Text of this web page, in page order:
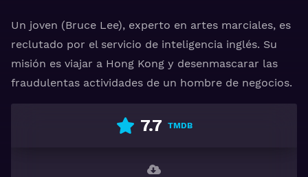
Un joven (Bruce Lee), experto en artes marciales, es
reclutado por el servicio de inteligencia inglés. Su
misión es viajar a Hong Kong y desenmascarar las
fraudulentas actividades de un hombre de negocios.
7.7 TMDB